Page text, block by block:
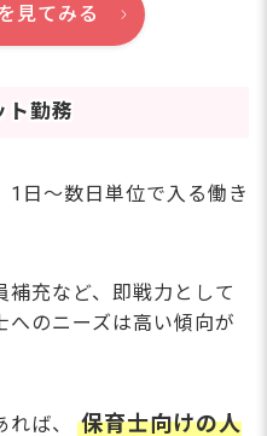
見てみる
ト勤務
1日〜数日単位で入る働き
充など、即戦力として
のニーズは高い傾向が
ば、 保育士向けの人